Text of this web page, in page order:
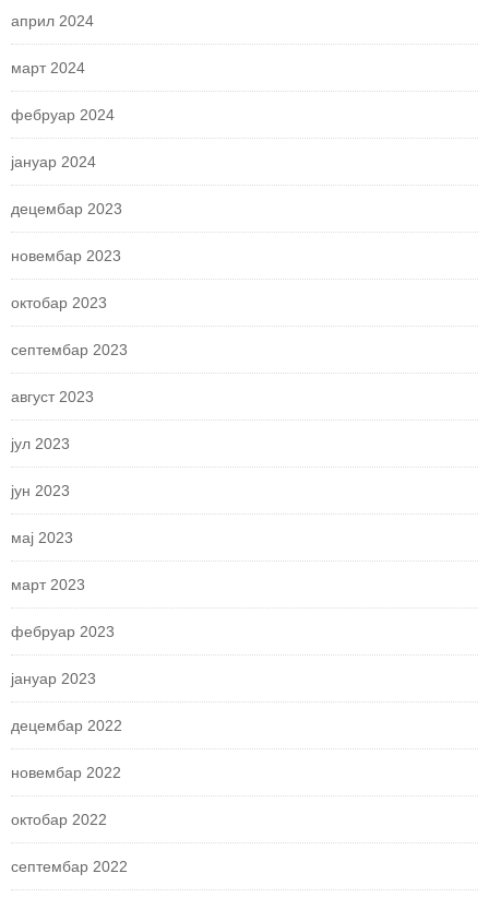
април 2024
март 2024
фебруар 2024
јануар 2024
децембар 2023
новембар 2023
октобар 2023
септембар 2023
август 2023
јул 2023
јун 2023
мај 2023
март 2023
фебруар 2023
јануар 2023
децембар 2022
новембар 2022
октобар 2022
септембар 2022